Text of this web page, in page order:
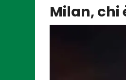
Milan, chi